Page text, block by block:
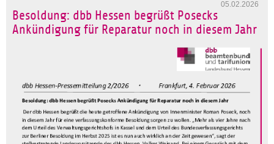
05.02.2026
Besoldung: dbb Hessen begrüßt Posecks
Ankündigung für Reparatur noch in diesem Jahr